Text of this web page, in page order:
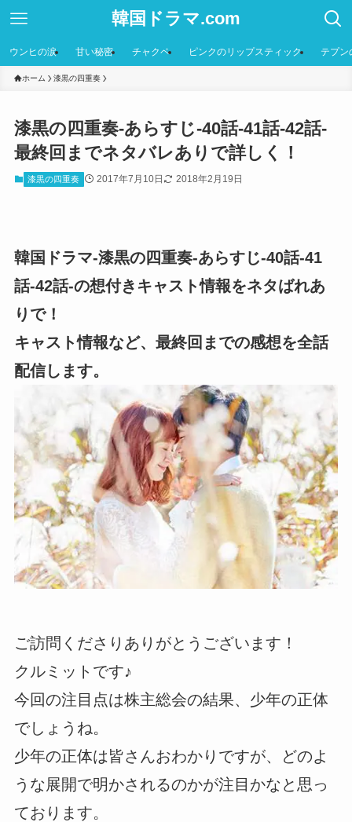
韓国ドラマ.com
ウンヒの涙 甘い秘密 チャクペ ピンクのリップスティック テプン
ホーム 漆黒の四重奏
漆黒の四重奏-あらすじ-40話-41話-42話-
最終回までネタバレありで詳しく！
漆黒の四重奏 2017年7月10日 2018年2月19日
韓国ドラマ-漆黒の四重奏-あらすじ-40話-41
話-42話-の想付きキャスト情報をネタばれあ
りで！
キャスト情報など、最終回までの感想を全話
配信します。
ご訪問くださりありがとうございます！
クルミットです♪
今回の注目点は株主総会の結果、少年の正体
でしょうね。
少年の正体は皆さんおわかりですが、どのよ
うな展開で明かされるのかが注目かなと思っ
ております。